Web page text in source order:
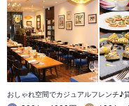
おしゃれ空間でカジュアルフレンチ♪